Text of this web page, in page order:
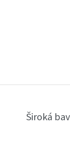
Široká